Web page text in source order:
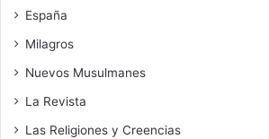
España
Milagros
Nuevos Musulmanes
La Revista
Las Religiones y Creencias